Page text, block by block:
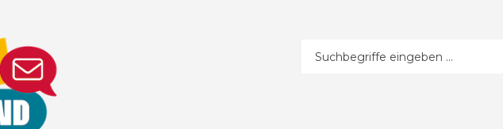
Suchformular